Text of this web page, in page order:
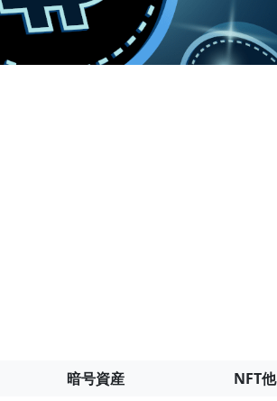
暗号資産 NFT他